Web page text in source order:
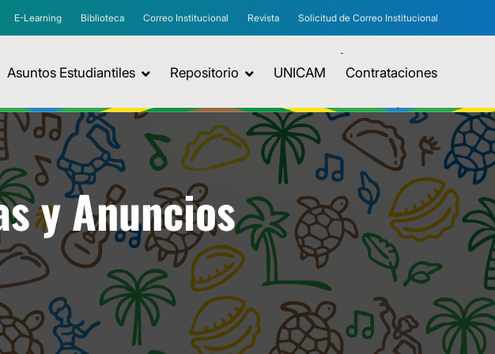
E-Learning Biblioteca Correo Institucional Revista Solicitud de Correo Institucional
Asuntos Estudiantiles Repositorio UNICAM Contrataciones
y Anuncios